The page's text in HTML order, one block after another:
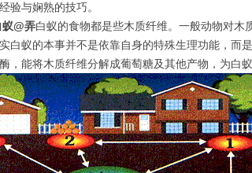
验与娴熟的技巧。
@弄白蚁的食物都是些木质纤维。一般动物对木
白蚁的本事并不是依靠自身的特殊生理功能，而
，能将木质纤维分解成葡萄糖及其他产物，为白